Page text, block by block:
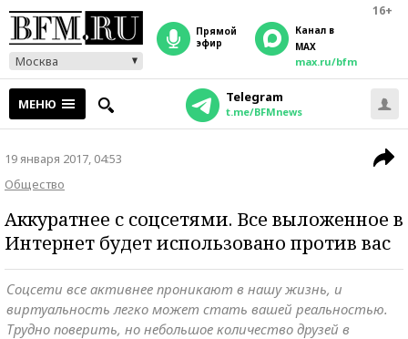
16+
Москва
прямой
эфир
Канал в
MAX
max.ru/bfm
МЕНЮ Telegram
t.me/BFMnews
19 января 2017, 04:53
Общество
Аккуратнее с соцсетями. Все выложенное в
Интернет будет использовано против вас
Соцсети все активнее проникают в нашу жизнь, и
виртуальность легко может стать вашей реальностью.
Трудно поверить, но небольшое количество друзей в